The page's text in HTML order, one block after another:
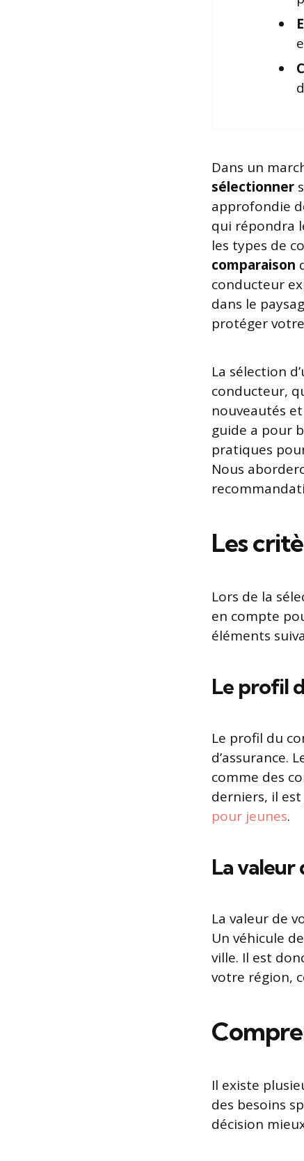
Dans un
sélectionner
approfondie
qui répondra
les types de
comparaison
conducteur
dans le
protéger
La sélection
conducteur,
nouveautés
guide a pour
pratiques
Nous
Les
Lors de la
en compte
éléments
Le profil
Le profil du
d’assurance.
comme des
derniers, il
pour jeunes.
La valeur
La valeur de
Un véhicule
ville. Il est
votre région,
Il existe
des besoins
décision